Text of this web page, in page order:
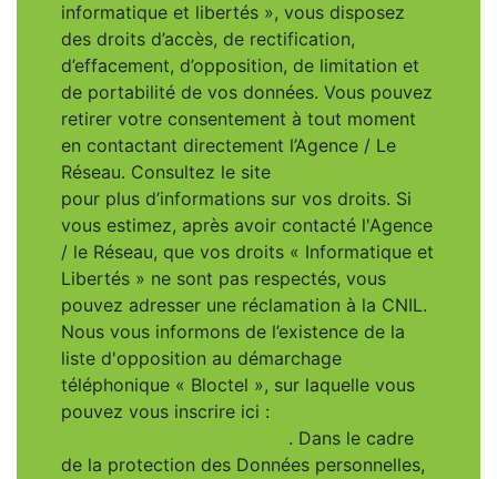
informatique et libertés », vous disposez
des droits d’accès, de rectification,
d’effacement, d’opposition, de limitation et
de portabilité de vos données. Vous pouvez
retirer votre consentement à tout moment
en contactant directement l’Agence / Le
Réseau. Consultez le site
pour plus d’informations sur vos droits. Si
vous estimez, après avoir contacté l'Agence
/ le Réseau, que vos droits « Informatique et
Libertés » ne sont pas respectés, vous
pouvez adresser une réclamation à la CNIL.
Nous vous informons de l’existence de la
liste d'opposition au démarchage
téléphonique « Bloctel », sur laquelle vous
pouvez vous inscrire ici :
. Dans le cadre
de la protection des Données personnelles,